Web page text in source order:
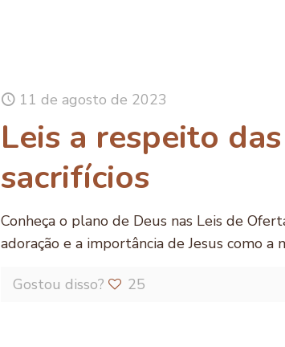
11 de agosto de 2023
Leis a respeito
sacrifícios
Conheça o plano de Deus nas Leis de
adoração e a importância de Jesus como a
Gostou disso? 25